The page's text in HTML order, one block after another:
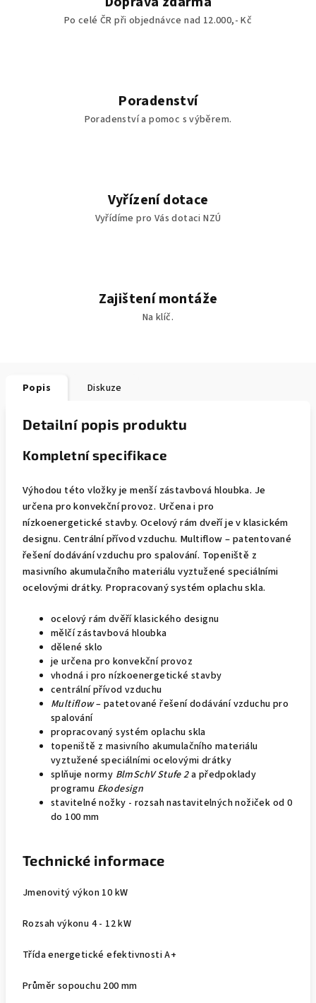
Po celé ČR při objednávce nad 12.000,- Kč
Poradenství
Poradenství a pomoc s výběrem.
Vyřízení dotace
Vyřídíme pro Vás dotaci NZÚ
Zajištení montáže
Na klíč.
Popis Diskuze
Detailní popis produktu
Kompletní specifikace
Výhodou této vložky je menší zástavbová hloubka. Je
určena pro konvekční provoz. Určena i pro
nízkoenergetické stavby. Ocelový rám dveří je v klasickém
designu. Centrální přívod vzduchu. Multiflow – patentované
řešení dodávání vzduchu pro spalování. Topeniště z
masivního akumulačního materiálu vyztužené speciálními
ocelovými drátky. Propracovaný systém oplachu skla.
ocelový rám dvěří klasického designu
mělčí zástavbová hloubka
dělené sklo
je určena pro konvekční provoz
vhodná i pro nízkoenergetické stavby
centrální přívod vzduchu
Multiflow– patetované řešení dodávání vzduchu pro
spalování
propracovaný systém oplachu skla
topeniště z masivního akumulačního materiálu
vyztužené speciálními ocelovými drátky
splňuje normy BlmSchV Stufe 2a předpoklady
programu Ekodesign
stavitelné nožky - rozsah nastavitelných nožiček od 0
do 100 mm
Technické informace
Jmenovitý výkon 10 kW
Rozsah výkonu 4 - 12 kW
Třída energetické efektivnosti A+
Průměr sopouchu 200 mm